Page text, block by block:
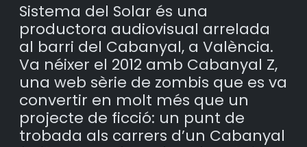
Sistema del Solar és una
productora audiovisual arrelada
al barri del Cabanyal, a València.
Va néixer el 2012 amb Cabanyal Z,
una web sèrie de zombis que es va
convertir en molt més que un
projecte de ficció: un punt de
trobada als carrers d’un Cabanyal